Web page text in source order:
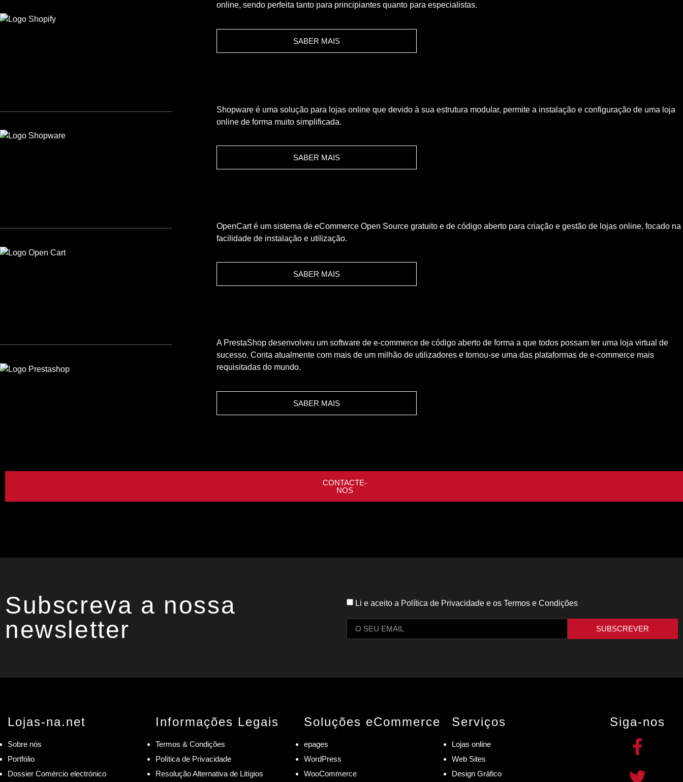
online, sendo perfeita tanto para principiantes quanto para especialistas.
SABER MAIS
Shopware é uma solução para lojas online que devido à sua estrutura modular, permite a instalação e configuração de uma loja
online de forma muito simplificada.
SABER MAIS
OpenCart é um sistema de eCommerce Open Source gratuito e de código aberto para criação e gestão de lojas online, focado na
facilidade de instalação e utilização.
SABER MAIS
A PrestaShop desenvolveu um software de e-commerce de código aberto de forma a que todos possam ter uma loja virtual de
sucesso. Conta atualmente com mais de um milhão de utilizadores e tornou-se uma das plataformas de e-commerce mais
requisitadas do mundo.
SABER MAIS
CONTACTE-
NOS
Subscreva a nossa
newsletter
Li e aceito a Política de Privacidade e os Termos e Condições
SUBSCREVER
Lojas-na.net
Sobre nós
Portfólio
Dossier Comércio electrónico
Informações Legais
Termos & Condições
Política de Privacidade
Resolução Alternativa de Litígios
Soluções eCommerce
epages
WordPress
WooCommerce
Serviços
Lojas online
Web Sites
Design Gráfico
Siga-nos